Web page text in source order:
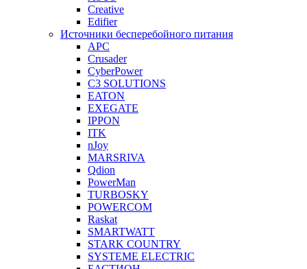
Creative
Edifier
Источники бесперебойного питания
APC
Crusader
CyberPower
C3 SOLUTIONS
EATON
EXEGATE
IPPON
ITK
nJoy
MARSRIVA
Qdion
PowerMan
TURBOSKY
POWERCOM
Raskat
SMARTWATT
STARK COUNTRY
SYSTEME ELECTRIC